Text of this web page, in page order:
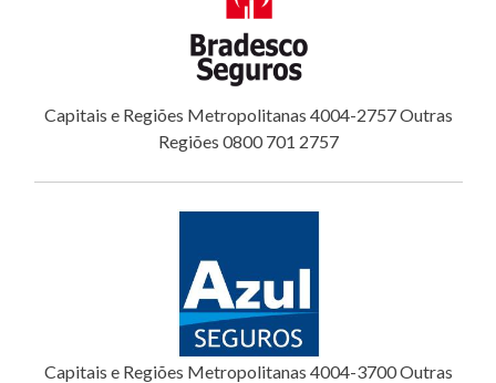
Capitais e Regiões Metropolitanas 4004-2757 Outras
Regiões 0800 701 2757
Capitais e Regiões Metropolitanas 4004-3700 Outras